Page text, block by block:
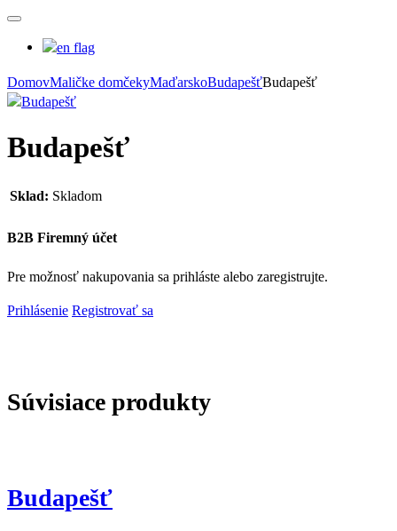
DomovMaličke domčekyMaďarskoBudapešťBudapešť
Budapešť
Sklad: Skladom
B2B Firemný účet
Pre možnosť nakupovania sa prihláste alebo zaregistrujte.
Prihlásenie Registrovať sa
Súvisiace produkty
Budapešť